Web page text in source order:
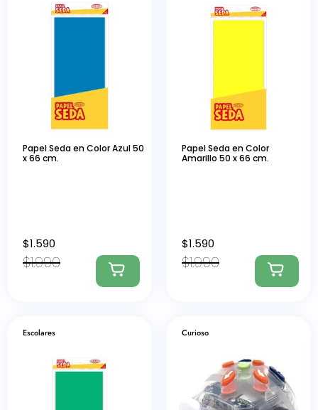
Papel Seda en Color Azul 50
x 66 cm.
$1.990
$1.590
Papel Seda en Color
Amarillo 50 x 66 cm.
$1.990
$1.590
Escolares Curioso